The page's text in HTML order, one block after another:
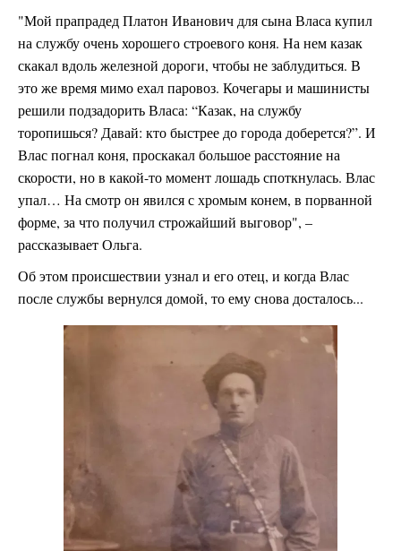
"Мой прапрадед Платон Иванович для сына Власа купил
на службу очень хорошего строевого коня. На нем казак
скакал вдоль железной дороги, чтобы не заблудиться. В
это же время мимо ехал паровоз. Кочегары и машинисты
решили подзадорить Власа: “Казак, на службу
торопишься? Давай: кто быстрее до города доберется?”. И
Влас погнал коня, проскакал большое расстояние на
скорости, но в какой-то момент лошадь споткнулась. Влас
упал… На смотр он явился с хромым конем, в порванной
форме, за что получил строжайший выговор", –
рассказывает Ольга.
Об этом происшествии узнал и его отец, и когда Влас
после службы вернулся домой, то ему снова досталось...